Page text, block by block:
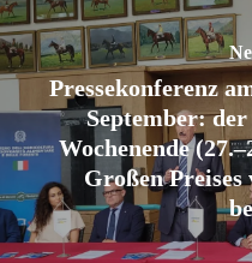
Pressekonferenz
September:
Wochenende
Großen